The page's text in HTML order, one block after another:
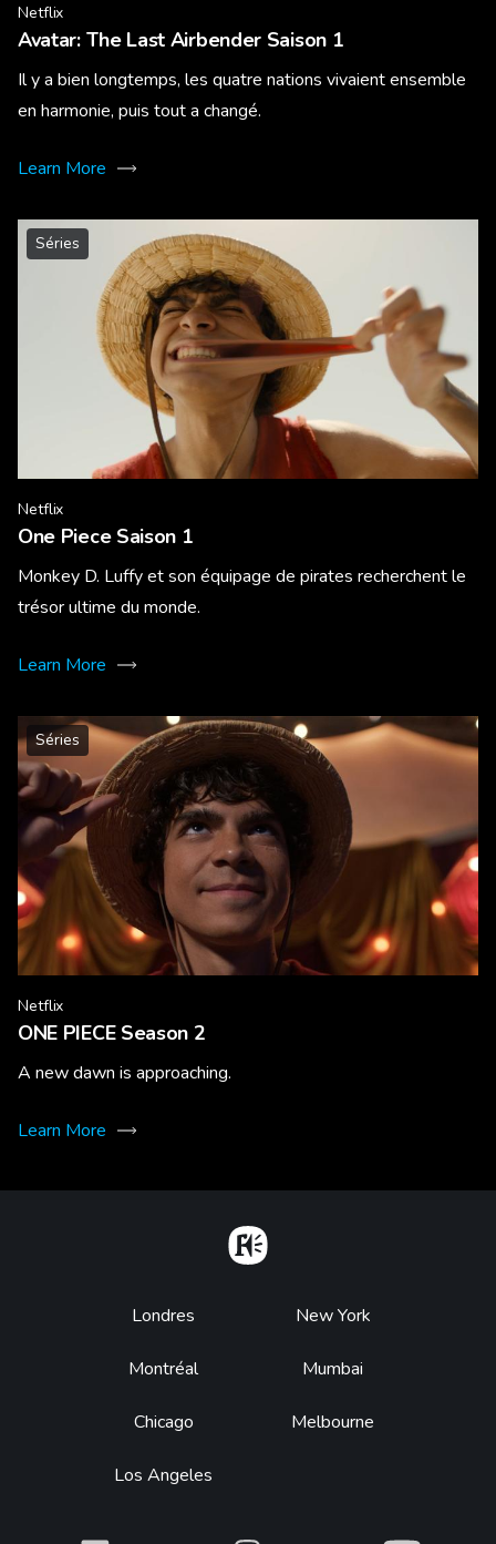
Netflix
Avatar: The Last Airbender Saison 1
Il y a bien longtemps, les quatre nations vivaient ensemble
en harmonie, puis tout a changé.
Learn More
Séries
Netflix
One Piece Saison 1
Monkey D. Luffy et son équipage de pirates recherchent le
trésor ultime du monde.
Learn More
Séries
Netflix
ONE PIECE Season 2
A new dawn is approaching.
Learn More
Footer
Londres
Montréal
Chicago
Los Angeles
New York
Mumbai
Melbourne